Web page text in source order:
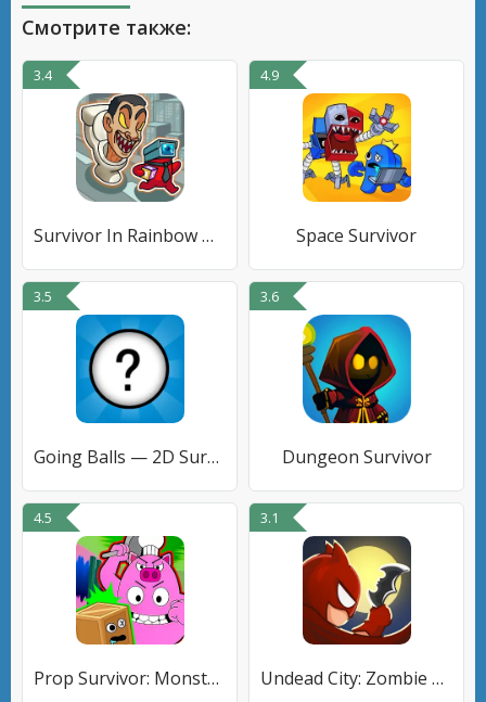
Смотрите также:
3.4
Survivor In Rainbow Monster
4.9
Space Survivor
3.5
Going Balls — 2D Survivor Wars
3.6
Dungeon Survivor
4.5
Prop Survivor: Monster Hunt
3.1
Undead City: Zombie Survivor